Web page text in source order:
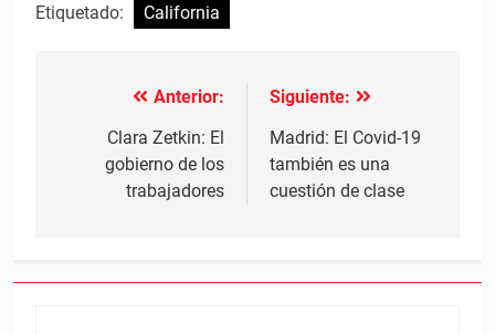
Etiquetado: California
Navegación
entradas
Anterior:
Clara Zetkin: El
gobierno de los
trabajadores
Siguiente:
Madrid: El Covid-19
también es una
cuestión de clase